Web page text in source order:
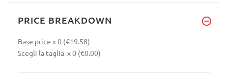
PRICE BREAKDOWN
Base price x 0 (€19.58)
Scegli la taglia x 0 (€0.00)